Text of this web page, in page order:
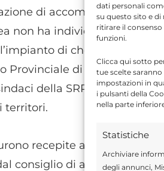
dati personali
su questo sito e
ritirare il
funzioni.
Clicca qui sotto
tue scelte
impostazioni in
i pulsanti della
nella parte
Statistiche
Archiviare
degli annunci,
di
non ha individuato nuovi
di che trattasi. I tre
Provinciale di Gestione
della SRR nella seduta
territori.
recepite anche nel Piano
consiglio di